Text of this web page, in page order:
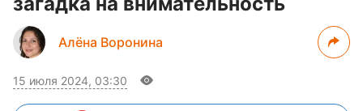
Алёна Воронина
15 июля 2024, 03:30